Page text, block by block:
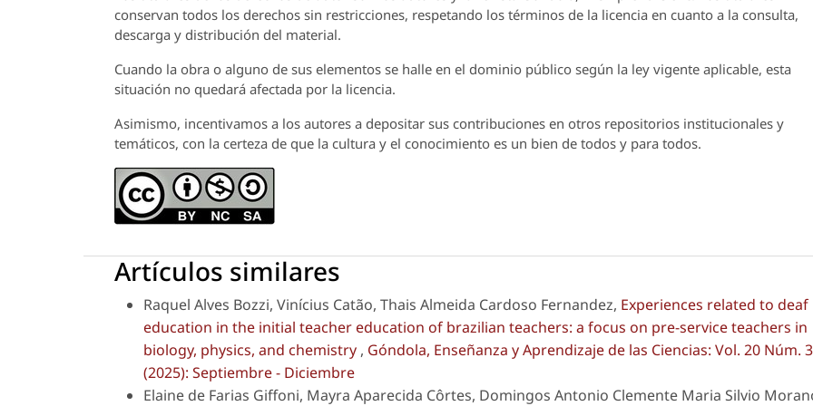
conservan todos los derechos sin restricciones, respetando los términos de la licencia en cuanto a la consulta,
descarga y distribución del material.
Cuando la obra o alguno de sus elementos se halle en el dominio público según la ley vigente aplicable, esta
situación no quedará afectada por la licencia.
Asimismo, incentivamos a los autores a depositar sus contribuciones en otros repositorios institucionales y
temáticos, con la certeza de que la cultura y el conocimiento es un bien de todos y para todos.
Artículos similares
Raquel Alves Bozzi, Vinícius Catão, Thais Almeida Cardoso Fernandez, Experiences related to deaf
education in the initial teacher education of brazilian teachers: a focus on pre-service teachers in
biology, physics, and chemistry , Góndola, Enseñanza y Aprendizaje de las Ciencias: Vol. 20 Núm. 3
(2025): Septiembre - Diciembre
Elaine de Farias Giffoni, Mayra Aparecida Côrtes, Domingos Antonio Clemente Maria Silvio